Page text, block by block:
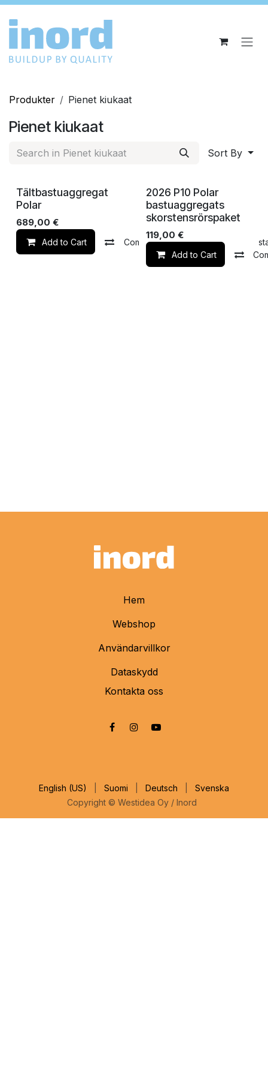
Hoppa till innehåll
Produkter Pienet kiukaat
Pienet kiukaat
Sort By
NEW Stock
Tältbastuaggregat
Polar
689,00 €
Add to Cart Compare Lägg till i
I lager
2026 P10 Polar
bastuaggregats
skorstensrörspaket
119,00 €
Add to Cart
Hem
Webshop
Användarvillkor
Dataskydd
Kontakta oss
Copyright © Westidea Oy / Inord
English (US) Suomi Deutsch Svenska